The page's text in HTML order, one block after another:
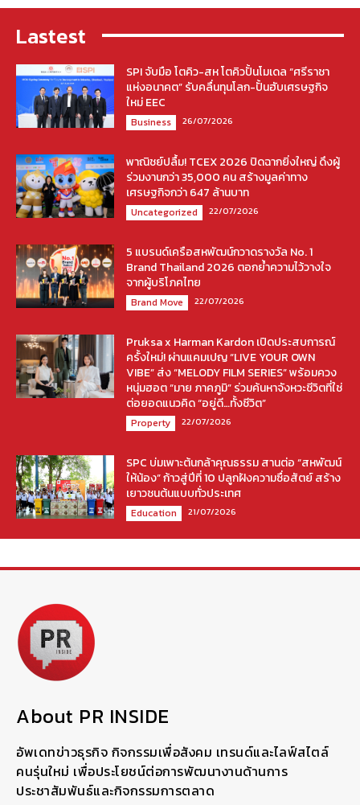
Lastest
SPI จับมือ โตคิว-สห โตคิวปั้นโมเดล “ศรีราชา
แห่งอนาคต” รับคลื่นทุนโลก-ปั้นฮับเศรษฐกิจ
ใหม่ EEC
Business 26/07/2026
พาณิชย์ปลื้ม! TCEX 2026 ปิดฉากยิ่งใหญ่ ดึงผู้
ร่วมงานกว่า 35,000 คน สร้างมูลค่าทาง
เศรษฐกิจกว่า 647 ล้านบาท
Uncategorized 22/07/2026
5 แบรนด์เครือสหพัฒน์กวาดรางวัล No. 1
Brand Thailand 2026 ตอกย้ำความไว้วางใจ
จากผู้บริโภคไทย
Brand Move 22/07/2026
Pruksa x Harman Kardon เปิดประสบการณ์
ครั้งใหม่! ผ่านแคมเปญ “LIVE YOUR OWN
VIBE” ส่ง “MELODY FILM SERIES” พร้อมควง
หนุ่มฮอต “มาย ภาคภูมิ” ร่วมค้นหาจังหวะชีวิตที่ใช่
ต่อยอดแนวคิด “อยู่ดี…ทั้งชีวิต”
Property 22/07/2026
SPC บ่มเพาะต้นกล้าคุณธรรม สานต่อ “สหพัฒน์
ให้น้อง” ก้าวสู่ปีที่ 10 ปลูกฝังความซื่อสัตย์ สร้าง
เยาวชนต้นแบบทั่วประเทศ
Education 21/07/2026
About PR INSIDE
อัพเดทข่าวธุรกิจ กิจกรรมเพื่อสังคม เทรนด์และไลฟ์สไตล์
คนรุ่นใหม่ เพื่อประโยชน์ต่อการพัฒนางานด้านการ
ประชาสัมพันธ์และกิจกรรมการตลาด